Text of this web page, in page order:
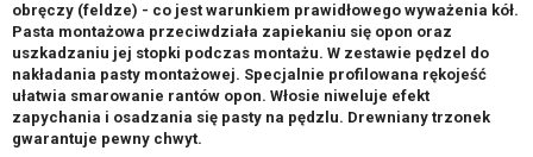
obręczy (feldze) - co jest warunkiem prawidłowego wyważenia kół.
Pasta montażowa przeciwdziała zapiekaniu się opon oraz
uszkadzaniu jej stopki podczas montażu. W zestawie pędzel do
nakładania pasty montażowej. Specjalnie profilowana rękojeść
ułatwia smarowanie rantów opon. Włosie niweluje efekt
zapychania i osadzania się pasty na pędzlu. Drewniany trzonek
gwarantuje pewny chwyt.